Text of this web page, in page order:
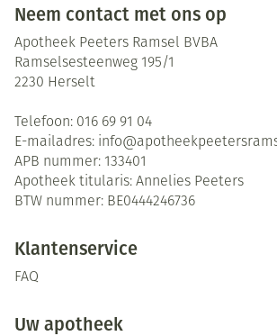
Neem contact met ons op
Apotheek Peeters Ramsel BVBA
Ramselsesteenweg 195/1
2230 Herselt
Telefoon: 016 69 91 04
E-mailadres: info@
APB nummer: 133401
Apotheek titularis: Annelies Peeters
BTW nummer: BE0444246736
Klantenservice
FAQ
Uw apotheek